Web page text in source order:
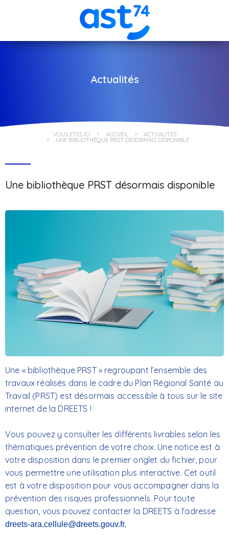
Actualités
VOUS ÊTES ICI ACCUEIL ACTUALITÉS
UNE BIBLIOTHÈQUE PRST DÉSORMAIS DISPONIBLE
Une bibliothèque PRST désormais disponible
Une « bibliothèque PRST » regroupant l’ensemble des
travaux réalisés dans le cadre du Plan Régional Santé au
Travail (PRST) est désormais accessible à tous sur le site
internet de la DREETS !
Vous pouvez y consulter les différents livrables selon les
thématiques prévention de votre choix. Une notice est à
votre disposition dans le premier onglet du fichier, pour
vous permettre une utilisation plus interactive. Cet outil
est à votre disposition pour vous accompagner dans la
prévention des risques professionnels. Pour toute
question, vous pouvez contacter la DREETS à l'adresse
dreets-ara.cellule@dreets.gouv.fr.